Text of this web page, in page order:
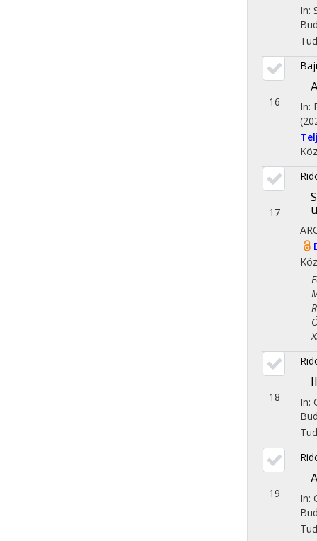
In:
16 In:
17
18 In:
19 In: